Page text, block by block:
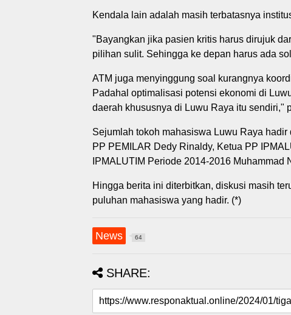
Kendala lain adalah masih terbatasnya
"Bayangkan jika pasien kritis harus dirujuk
pilihan sulit. Sehingga ke depan harus ada
ATM juga menyinggung soal kurangnya
Padahal optimalisasi potensi ekonomi di
daerah khususnya di Luwu Raya itu sendiri,"
Sejumlah tokoh mahasiswa Luwu Raya
PP PEMILAR Dedy Rinaldy, Ketua PP
IPMALUTIM Periode 2014-2016 Muhammad
Hingga berita ini diterbitkan, diskusi masih
puluhan mahasiswa yang hadir. (*)
News 64
SHARE: